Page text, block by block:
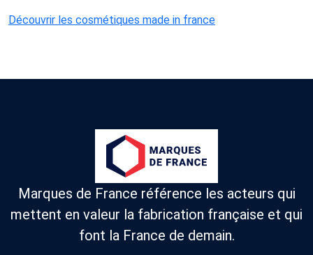
Découvrir les cosmétiques made in france
Marques de France référence les acteurs qui
mettent en valeur la fabrication française et qui
font la France de demain.